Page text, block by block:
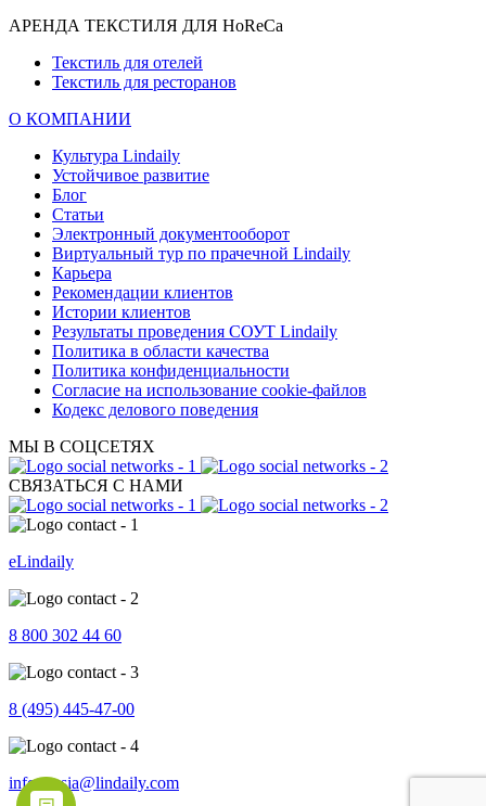
АРЕНДА ТЕКСТИЛЯ ДЛЯ HoReCa
Текстиль для отелей
Текстиль для ресторанов
О КОМПАНИИ
Культура Lindaily
Устойчивое развитие
Блог
Статьи
Электронный документооборот
Виртуальный тур по прачечной Lindaily
Карьера
Рекомендации клиентов
Истории клиентов
Результаты проведения СОУТ Lindaily
Политика в области качества
Политика конфиденциальности
Согласие на использование cookie-файлов
Кодекс делового поведения
МЫ В СОЦСЕТЯХ
СВЯЗАТЬСЯ С НАМИ
eLindaily
8 800 302 44 60
8 (495) 445-47-00
info.russia@lindaily.com